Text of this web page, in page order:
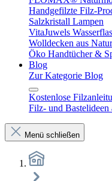
Handgefilzte Filz-
Salzkristall Lampen
VitaJuwels
Wolldecken aus
Öko Handtücher &
Blog
Zur Kategorie Blog
Kostenlose
Filz- und
Menü schließen